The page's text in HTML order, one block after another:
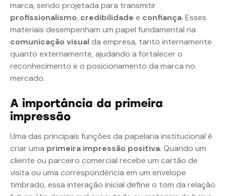
marca, sendo projetada para transmitir
profissionalismo, credibilidade e confiança. Esses
materiais desempenham um papel fundamental na
comunicação visualda empresa, tanto internamente
quanto externamente, ajudando a fortalecer o
reconhecimento e o posicionamento da marca no
mercado.
A importância da primeira
impressão
Uma das principais funções da papelaria institucional é
criar uma primeira impressão positiva. Quando um
cliente ou parceiro comercial recebe um cartão de
visita ou uma correspondência em um envelope
timbrado, essa interação inicial define o tom da relação